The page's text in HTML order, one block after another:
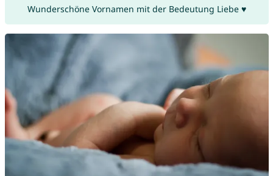
Wunderschöne Vornamen mit der Bedeutung Liebe ♥